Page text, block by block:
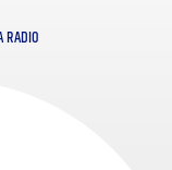
RADIO